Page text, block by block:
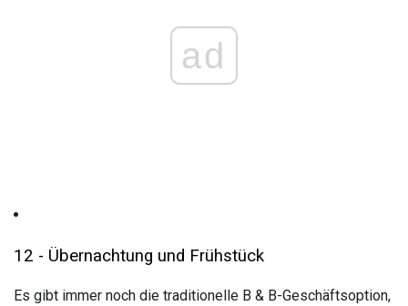
ad
12 - Übernachtung und Frühstück
Es gibt immer noch die traditionelle B & B-Geschäftsoption,